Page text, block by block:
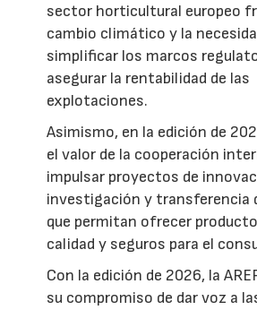
sector horticultural europeo
cambio climático y la
simplificar los marcos
asegurar la rentabilidad de las
explotaciones.
Asimismo, en la edición de
el valor de la cooperación
impulsar proyectos de
investigación y transferencia
que permitan ofrecer
calidad y seguros para el
Con la edición de 2026, la
su compromiso de dar voz a